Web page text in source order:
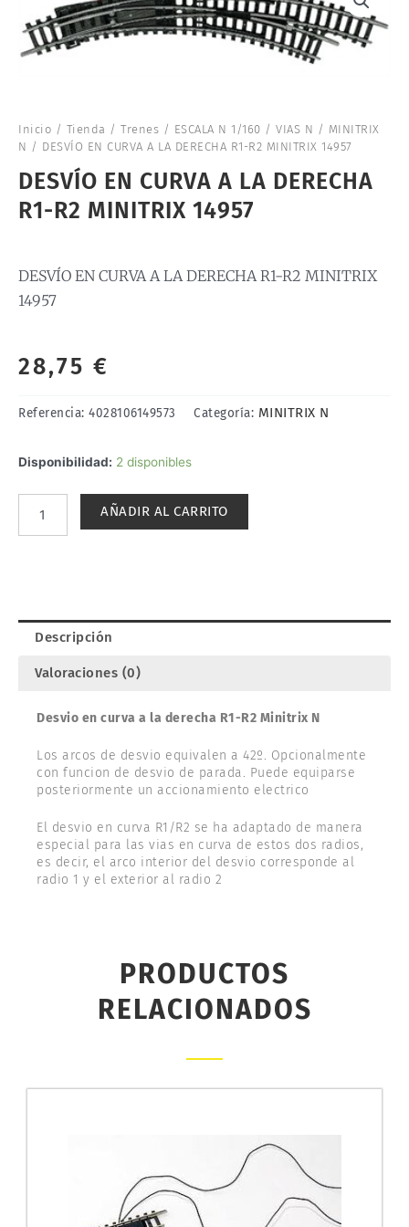
Inicio / Tienda / Trenes / ESCALA N 1/160 / VIAS N / MINITRIX
N / DESVÍO EN CURVA A LA DERECHA R1-R2 MINITRIX 14957
DESVÍO EN CURVA A LA DERECHA
R1-R2 MINITRIX 14957
DESVÍO EN CURVA A LA DERECHA R1-R2 MINITRIX
14957
28,75 €
Referencia: 4028106149573 Categoría: MINITRIX N
Disponibilidad: 2 disponibles
DESVÍO
MINITRIX
14957
AÑADIR AL CARRITO
Descripción
Valoraciones (0)
Desvio en curva a la derecha R1-R2 Minitrix N
Los arcos de desvio equivalen a 42º. Opcionalmente
con funcion de desvio de parada. Puede equiparse
posteriormente un accionamiento electrico
El desvio en curva R1/R2 se ha adaptado de manera
especial para las vias en curva de estos dos radios,
es decir, el arco interior del desvio corresponde al
radio 1 y el exterior al radio 2
PRODUCTOS
RELACIONADOS